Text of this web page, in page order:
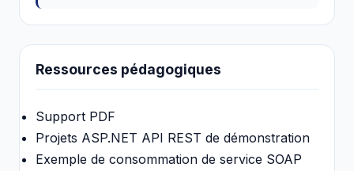
Ressources pédagogiques
Support PDF
Projets ASP.NET API REST de démonstration
Exemple de consommation de service SOAP